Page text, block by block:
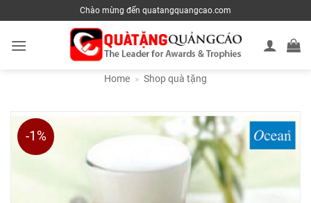
to
content
Chào mừng đến quatangquangcao.com
Home » Shop quà tặng
-1%